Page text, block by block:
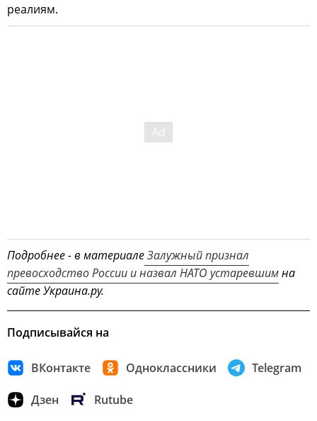
реалиям.
Подробнее - в материалеЗалужный признал
превосходство России и назвал НАТО устаревшимна
сайте Украина.ру.
Подписывайся на
ВКонтакте Одноклассники Telegram
Дзен Rutube